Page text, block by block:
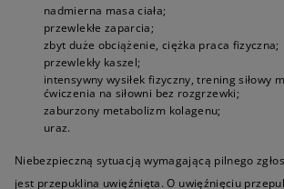
nadmierna masa ciała;
przewlekłe zaparcia;
zbyt duże obciążenie, ciężka praca fizyczna;
przewlekły kaszel;
intensywny wysiłek fizyczny, trening siłowy
ćwiczenia na siłowni bez rozgrzewki;
zaburzony metabolizm kolagenu;
uraz.
Niebezpieczną sytuacją wymagającą pilnego
jest przepuklina uwięźnięta. O uwięźnięciu